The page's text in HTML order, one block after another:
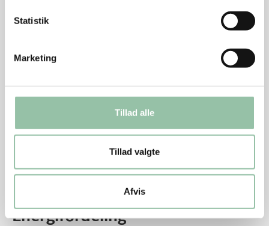
Statistik
Marketing
Tillad alle
Tillad valgte
Afvis
Tips
Rodfrugter som pastinak, persillerod eller
jordskokker kan bruges i stedet for rødbede.
Hvis de grønne asparges ikke er i sæson, kan der
Læs mere på temasiden:Et grønnere alternativ til
hvordan vi ved hjælp af simple ændringer kan gøre
10 klassiske opskrifter grønnere – uden at ændre
Energifordeling